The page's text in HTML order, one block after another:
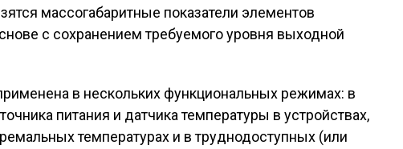
массогабаритные показатели элементов
с сохранением требуемого уровня выходной
в нескольких функциональных режимах: в
питания и датчика температуры в устройствах,
температурах и в труднодоступных (или